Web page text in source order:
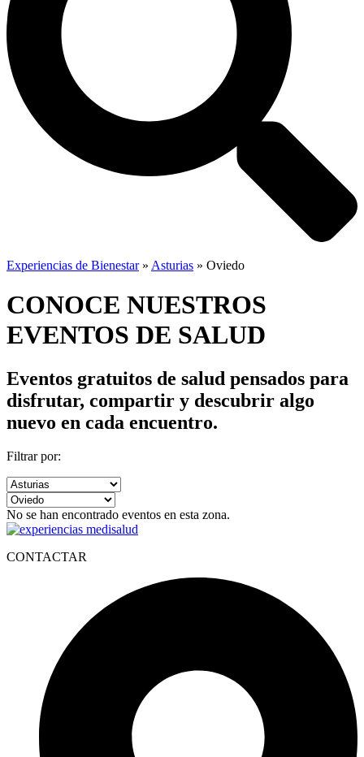
Experiencias de Bienestar» Asturias » Oviedo
CONOCE NUESTROS
EVENTOS DE SALUD
Eventos gratuitos de salud pensados para
disfrutar, compartir y descubrir algo
nuevo en cada encuentro.
Filtrar por:
No se han encontrado eventos en esta zona.
CONTACTAR